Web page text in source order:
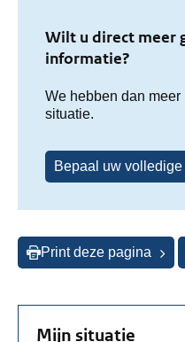
Wilt u direct meer
informatie?
We hebben dan
situatie.
Bepaal uw
Print deze pagina
Mijn situatie